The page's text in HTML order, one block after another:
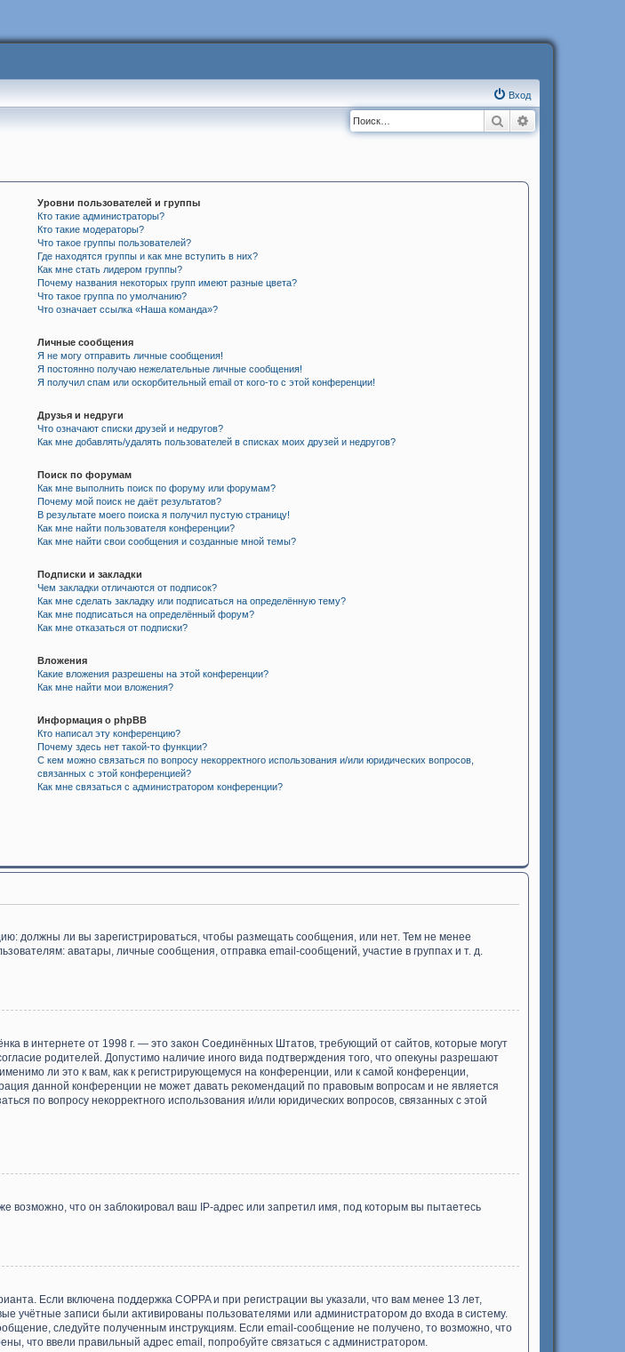
Вход
Поиск
Уровни пользователей и группы
Кто такие администраторы?
Кто такие модераторы?
Что такое группы пользователей?
Где находятся группы и как мне вступить в них?
Как мне стать лидером группы?
Почему названия некоторых групп имеют разные цвета?
Что такое группа по умолчанию?
Что означает ссылка «Наша команда»?
Личные сообщения
Я не могу отправить личные сообщения!
Я постоянно получаю нежелательные личные сообщения!
Я получил спам или оскорбительный email от кого-то с этой конференции!
Друзья и недруги
Что означают списки друзей и недругов?
Как мне добавлять/удалять пользователей в списках моих друзей и недругов?
Поиск по форумам
Как мне выполнить поиск по форуму или форумам?
Почему мой поиск не даёт результатов?
В результате моего поиска я получил пустую страницу!
Как мне найти пользователя конференции?
Как мне найти свои сообщения и созданные мной темы?
Подписки и закладки
Чем закладки отличаются от подписок?
Как мне сделать закладку или подписаться на определённую тему?
Как мне подписаться на определённый форум?
Как мне отказаться от подписки?
Вложения
Какие вложения разрешены на этой конференции?
Как мне найти мои вложения?
Информация о phpBB
Кто написал эту конференцию?
Почему здесь нет такой-то функции?
С кем можно связаться по вопросу некорректного использования и/или юридических вопросов,
связанных с этой конференцией?
Как мне связаться с администратором конференции?
должны ли вы зарегистрироваться, чтобы размещать сообщения, или нет. Тем не менее
аватары, личные сообщения, отправка email-сообщений, участие в группах и т. д.
в интернете от 1998 г. — это закон Соединённых Штатов, требующий от сайтов, которые могут
родителей. Допустимо наличие иного вида подтверждения того, что опекуны разрешают
ли это к вам, как к регистрирующемуся на конференции, или к самой конференции,
данной конференции не может давать рекомендаций по правовым вопросам и не является
по вопросу некорректного использования и/или юридических вопросов, связанных с этой
возможно, что он заблокировал ваш IP-адрес или запретил имя, под которым вы пытаетесь
Если включена поддержка COPPA и при регистрации вы указали, что вам менее 13 лет,
учётные записи были активированы пользователями или администратором до входа в систему.
следуйте полученным инструкциям. Если email-сообщение не получено, то возможно, что
что ввели правильный адрес email, попробуйте связаться с администратором.